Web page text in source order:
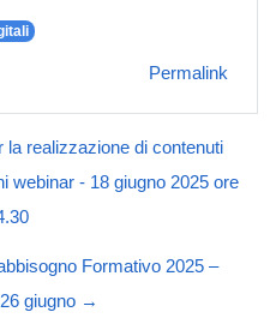
Permalink
realizzazione di contenuti
webinar - 18 giugno 2025 ore
Formativo 2025 –
giugno →